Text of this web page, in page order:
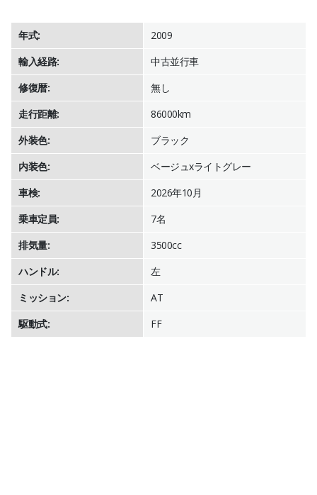
年式:
2009
輸入経路:
中古並行車
修復暦:
無し
走行距離:
86000km
外装色:
ブラック
内装色:
ベージュxライトグレー
車検:
2026年10月
乗車定員:
7名
排気量:
3500cc
ハンドル:
左
ミッション:
AT
駆動式:
FF